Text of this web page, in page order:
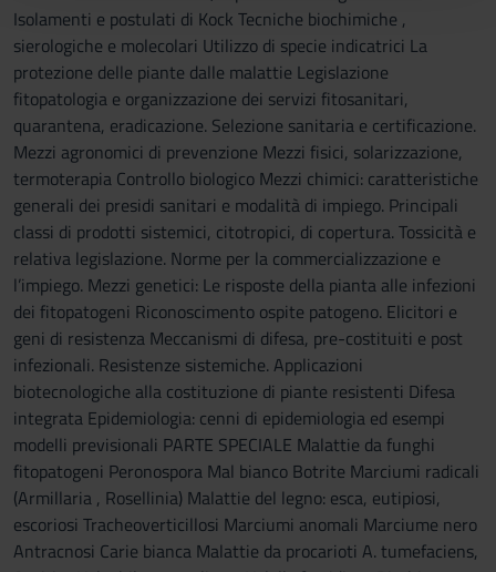
con altre informazioni che hai fornito loro o che hanno
raccolto dal tuo utilizzo dei loro servizi.
Isolamenti e postulati di Kock Tecniche biochimiche ,
sierologiche e molecolari Utilizzo di specie indicatrici La
protezione delle piante dalle malattie Legislazione
fitopatologia e organizzazione dei servizi fitosanitari,
quarantena, eradicazione. Selezione sanitaria e certificazione.
Mezzi agronomici di prevenzione Mezzi fisici, solarizzazione,
termoterapia Controllo biologico Mezzi chimici: caratteristiche
generali dei presidi sanitari e modalità di impiego. Principali
classi di prodotti sistemici, citotropici, di copertura. Tossicità e
relativa legislazione. Norme per la commercializzazione e
l’impiego. Mezzi genetici: Le risposte della pianta alle infezioni
dei fitopatogeni Riconoscimento ospite patogeno. Elicitori e
geni di resistenza Meccanismi di difesa, pre-costituiti e post
infezionali. Resistenze sistemiche. Applicazioni
biotecnologiche alla costituzione di piante resistenti Difesa
integrata Epidemiologia: cenni di epidemiologia ed esempi
modelli previsionali PARTE SPECIALE Malattie da funghi
fitopatogeni Peronospora Mal bianco Botrite Marciumi radicali
(Armillaria , Rosellinia) Malattie del legno: esca, eutipiosi,
escoriosi Tracheoverticillosi Marciumi anomali Marciume nero
Antracnosi Carie bianca Malattie da procarioti A. tumefaciens,